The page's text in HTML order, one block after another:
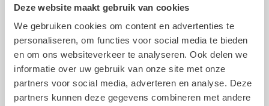
Deze website maakt gebruik van cookies
We gebruiken cookies om content en advertenties te
personaliseren, om functies voor social media te bieden
en om ons websiteverkeer te analyseren. Ook delen we
informatie over uw gebruik van onze site met onze
partners voor social media, adverteren en analyse. Deze
partners kunnen deze gegevens combineren met andere
kunstplant voor binnen.
Kunstplanten voor de woonkamer
Kunstplanten brengen direct sfeer, warmte en volume in
de woonkamer. Populaire keuzes zijn de kunstStrelitzia
enKentia Palm, twee statement planten met een
natuurlijke uitstraling en volle bladeren die perfect